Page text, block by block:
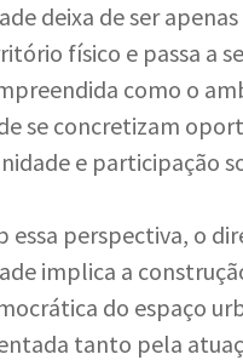
deixa de ser
físico e passa a
como o
se concretizam
e participação
essa perspectiva, o
implica a
do espaço
tanto pela